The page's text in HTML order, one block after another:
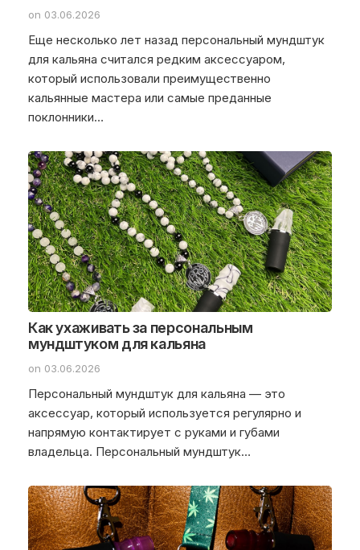
on 03.06.2026
Еще несколько лет назад персональный мундштук
для кальяна считался редким аксессуаром,
который использовали преимущественно
кальянные мастера или самые преданные
поклонники…
Как ухаживать за персональным
мундштуком для кальяна
on 03.06.2026
Персональный мундштук для кальяна — это
аксессуар, который используется регулярно и
напрямую контактирует с руками и губами
владельца. Персональный мундштук…